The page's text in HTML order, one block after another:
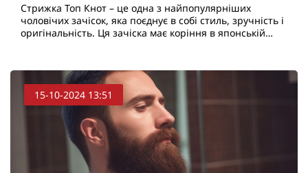
Стрижка Топ Кнот – це одна з найпопулярніших
чоловічих зачісок, яка поєднує в собі стиль, зручність і
оригінальність. Ця зачіска має коріння в японській
15-10-2024 13:51